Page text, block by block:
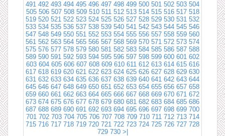
491 492 493 494 495 496 497 498 499 500 501 502 503 504
505 506 507 508 509 510 511 512 513 514 515 516 517 518
519 520 521 522 523 524 525 526 527 528 529 530 531 532
533 534 535 536 537 538 539 540 541 542 543 544 545 546
547 548 549 550 551 552 553 554 555 556 557 558 559 560
561 562 563 564 565 566 567 568 569 570 571 572 573 574
575 576 577 578 579 580 581 582 583 584 585 586 587 588
589 590 591 592 593 594 595 596 597 598 599 600 601 602
603 604 605 606 607 608 609 610 611 612 613 614 615 616
617 618 619 620 621 622 623 624 625 626 627 628 629 630
631 632 633 634 635 636 637 638 639 640 641 642 643 644
645 646 647 648 649 650 651 652 653 654 655 656 657 658
659 660 661 662 663 664 665 666 667 668 669 670 671 672
673 674 675 676 677 678 679 680 681 682 683 684 685 686
687 688 689 690 691 692 693 694 695 696 697 698 699 700
701 702 703 704 705 706 707 708 709 710 711 712 713 714
715 716 717 718 719 720 721 722 723 724 725 726 727 728
729 730 >|